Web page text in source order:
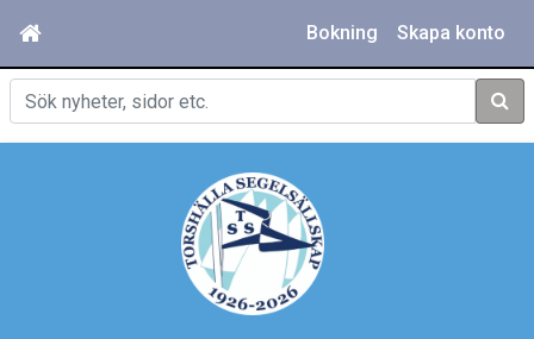
Bokning Skapa konto
Sök